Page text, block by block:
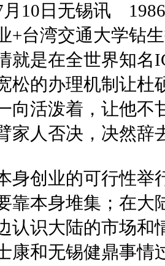
月10日无锡讯
+台湾交通大学钻
就是在全世界知名
松的办理机制让杜
向活泼着，让他不
家人否决，决然辞
身创业的可行性举
靠本身堆集；在大
认识大陆的市场和
康和无锡健鼎事